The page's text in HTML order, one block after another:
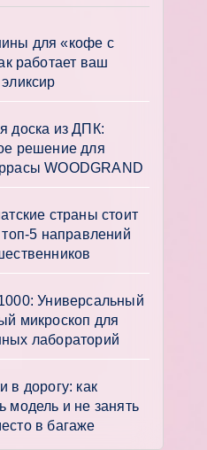
для «кофе с
работает ваш
доска из ДПК:
решение для
WOODGRAND
страны стоит
топ-5 направлений
Универсальный
микроскоп для
лабораторий
в дорогу: как
модель и не занять
в багаже